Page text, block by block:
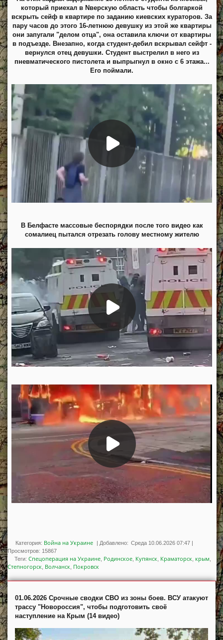
который приехал в Nверскую область чтобы болгаркой
вскрыть сейф в квартире по заданию киевских кураторов. За
пару часов до этого 16-летнюю девушку из этой же квартиры
они запугали "делом отца", она оставила ключи от квартиры
в подъезде. Внезапно, когда студент-дебил вскрывал сейфт -
вернулся отец девушки. Студент выстрелил в него из
пневматического пистолета и выпрыгнул в окно с 6 этажа...
Его поймали.
В Белфасте массовые беспорядки после того видео как
сомалиец пытался отрезать голову местному жителю
Категория: Война на Украине | Добавлено: Среда 10.06.2026 07:47 |
Просмотров: 15867
Теги: Спецоперация на Украине Родинское Купянск Краматорск крым
Степногорск Волчанск Покровск
01.06.2026 Срочные сводки СВО из зоны боев. ВСУ атакуют
трассу "Новороссия", чтобы подготовить своё
наступление на Крым (14 видео)